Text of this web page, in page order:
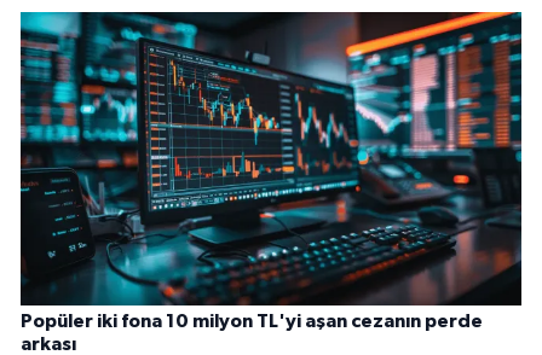
Popüler iki fona 10 milyon TL'yi aşan cezanın perde
arkası